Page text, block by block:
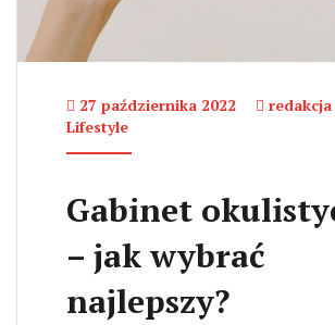
27 października 2022
Lifestyle
Gabinet
– jak wybrać
najlepszy?